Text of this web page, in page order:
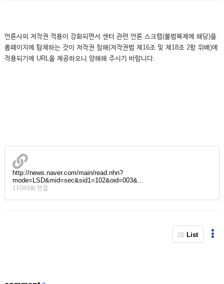
언론사의 저작권 적용이 강화되면서 센터 관련 언론 스크랩(불법복제에 해당)을
홈페이지에 탑재하는 것이 저작권 침해(저작권법 제16조 및 제18조 2항 위배)에
적용되기에 URL을 제공하오니 양해해 주시기 바랍니다.
http://news.naver.com/main/read.nhn?
mode=LSD&mid=sec&sid1=102&oid=003&…
11089회 연결
List